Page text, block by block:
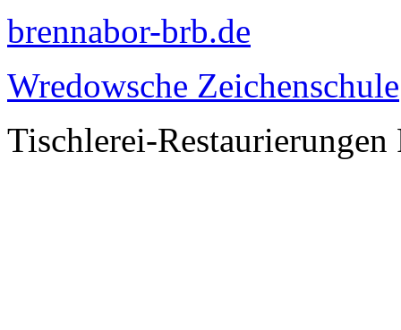
brennabor-brb.de
Wredowsche Zeichenschule
Tischlerei-